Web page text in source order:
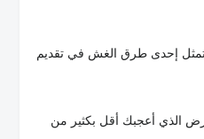
إحدى طرق الغش في تقديم
الذي أعجبك أقل بكثير من